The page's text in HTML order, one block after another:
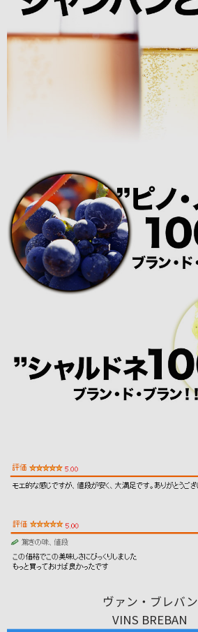
ヴァン・ブレバン
VINS BREBAN